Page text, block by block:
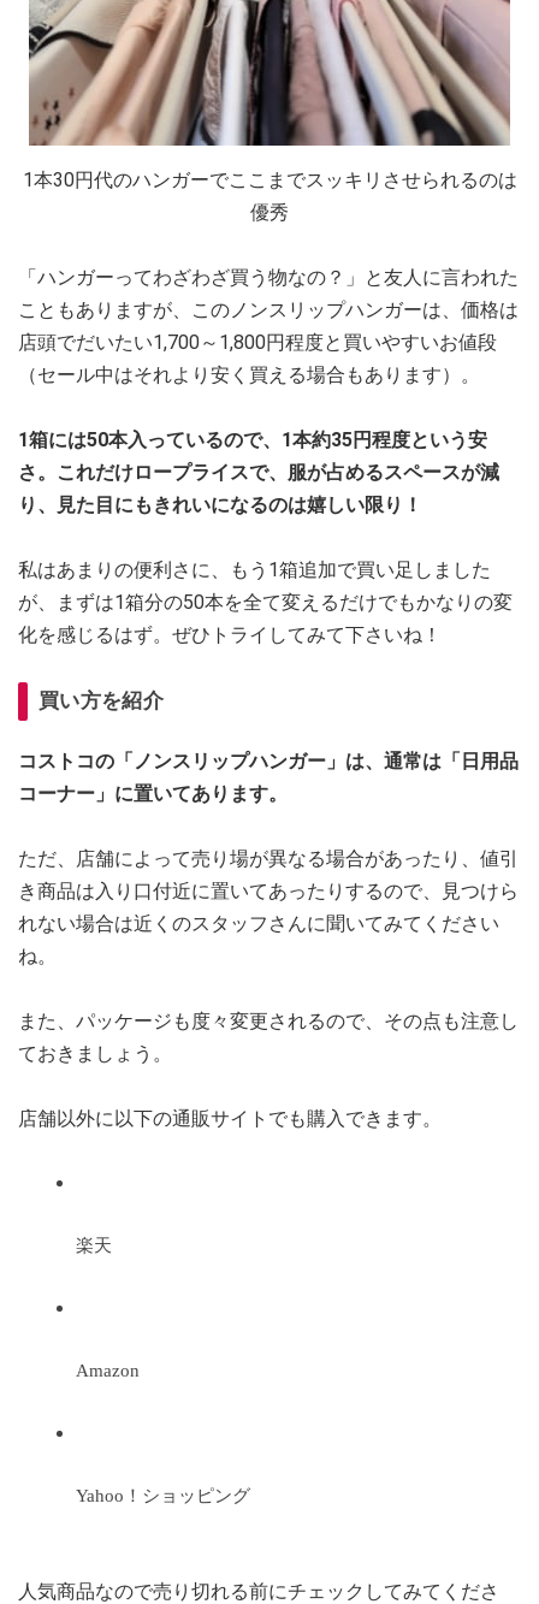
1本30円代のハンガーでここまでスッキリさせられるのは
優秀
「ハンガーってわざわざ買う物なの？」と友人に言われた
こともありますが、このノンスリップハンガーは、価格は
店頭でだいたい1,700～1,800円程度と買いやすいお値段
（セール中はそれより安く買える場合もあります）。
1箱には50本入っているので、1本約35円程度という安
さ。これだけロープライスで、服が占めるスペースが減
り、見た目にもきれいになるのは嬉しい限り！
私はあまりの便利さに、もう1箱追加で買い足しました
が、まずは1箱分の50本を全て変えるだけでもかなりの変
化を感じるはず。ぜひトライしてみて下さいね！
買い方を紹介
コストコの「ノンスリップハンガー」は、通常は「日用品
コーナー」に置いてあります。
ただ、店舗によって売り場が異なる場合があったり、値引
き商品は入り口付近に置いてあったりするので、見つけら
れない場合は近くのスタッフさんに聞いてみてください
ね。
また、パッケージも度々変更されるので、その点も注意し
ておきましょう。
店舗以外に以下の通販サイトでも購入できます。
楽天
Amazon
Yahoo！ショッピング
人気商品なので売り切れる前にチェックしてみてくださ